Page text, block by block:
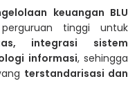
keuangan BLU
tinggi untuk
integrasi sistem
informasi, sehingga
terstandarisasi dan